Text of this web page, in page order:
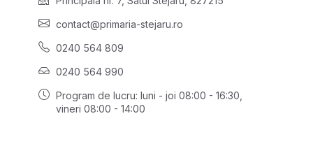
contact@primaria-stejaru.ro
0240 564 809
0240 564 990
Program de lucru: luni - joi 08:00 - 16:30,
vineri 08:00 - 14:00